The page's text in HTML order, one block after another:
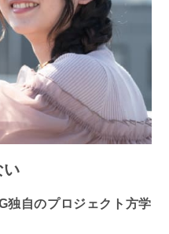
い
独自のプロジェクト方学